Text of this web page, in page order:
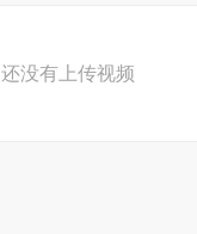
还没有上传视频